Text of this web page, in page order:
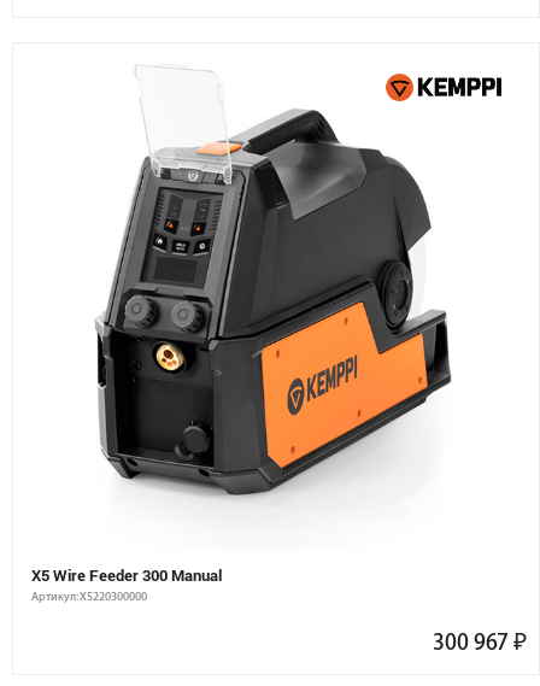
X5 Wire Feeder 300 Manual
Артикул: X5220300000
300 967 ₽